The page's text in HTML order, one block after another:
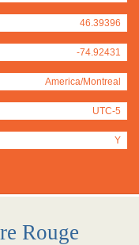
46.39396
-74.92431
America/Montreal
UTC-5
Y
Rouge